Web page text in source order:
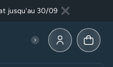
jusqu'au 30/09
Fermer
Allez à la